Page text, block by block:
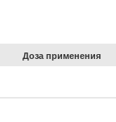
До­за при­ме­не­ния